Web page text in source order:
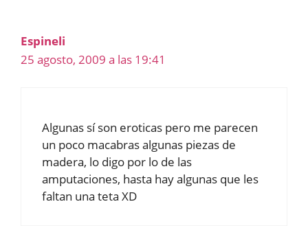
Espineli
25 agosto, 2009 a las 19:41
Algunas sí son eroticas pero me parecen
un poco macabras algunas piezas de
madera, lo digo por lo de las
amputaciones, hasta hay algunas que les
faltan una teta XD